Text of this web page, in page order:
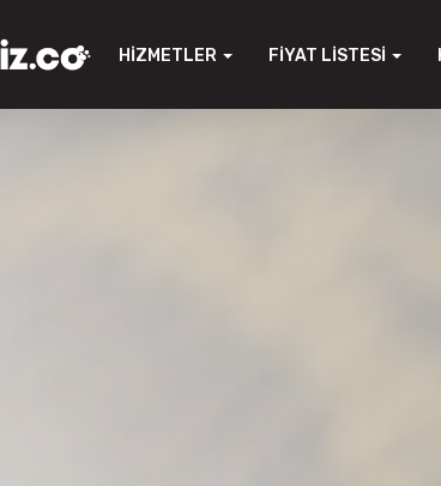
HIZMETLER FIYAT LISTESI